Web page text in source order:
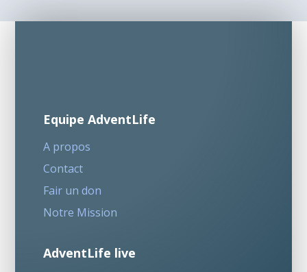
Equipe AdventLife
A propos
Contact
Fair un don
Notre Mission
AdventLife live